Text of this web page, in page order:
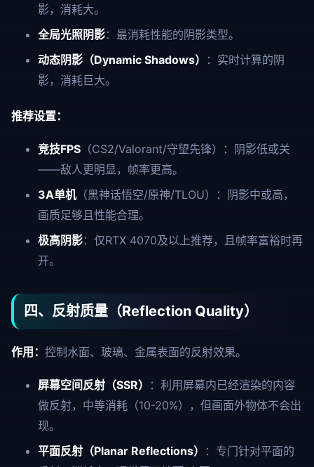
影，消耗大。
全局光照阴影：最消耗性能的阴影类型。
动态阴影（Dynamic Shadows）
：实时计算的阴
影，消耗巨大。
推荐设置：
竞技FPS（CS2/Valorant/守望先锋）：阴影低或关
——敌人更明显，帧率更高。
3A单机（黑神话悟空/原神/TLOU）：阴影中或高，
画质足够且性能合理。
极高阴影：仅RTX 4070及以上推荐，且帧率富裕时再
开。
四、反射质量（Reflection Quality）
作用： 控制水面、玻璃、金属表面的反射效果。
屏幕空间反射（SSR）
：利用屏幕内已经渲染的内容
做反射，中等消耗（10-20%），但画面外物体不会出
现。
平面反射（Planar Reflections）
：专门针对平面的